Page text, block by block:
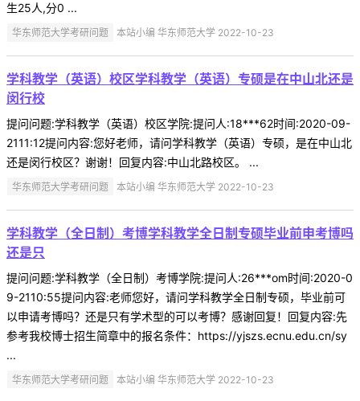
生25人,分0 ...
华东师范大学考研问题 本站小编 华东师范大学 2022-10-23
学科教学（英语）校区学科教学（英语）专硕是在中山北还是
闵行校
提问问题:学科教学（英语）校区学院:提问人:18***62时间:2020-09-
2111:12提问内容:您好老师，请问学科教学（英语）专硕，是在中山北
还是闵行校区？谢谢！回复内容:中山北路校区。 ...
华东师范大学考研问题 本站小编 华东师范大学 2022-10-23
学科教学（全日制）考博学科教学全日制专硕毕业前申考博吗
还是只
提问问题:学科教学（全日制）考博学院:提问人:26***om时间:2020-0
9-2110:55提问内容:老师您好，请问学科教学全日制专硕，毕业前可
以申请考博吗？还是只有学术型的可以考博？感谢回复！回复内容:先
参考我校博士招生简章中的报名条件：https://yjszs.ecnu.edu.cn/sy
...
华东师范大学考研问题 本站小编 华东师范大学 2022-10-23